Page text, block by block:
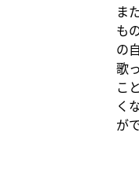
ま
も
の
歌
こ
く
が